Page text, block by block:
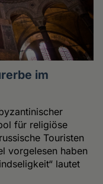
im
für religiöse
Touristen
vorgelesen haben
lautet